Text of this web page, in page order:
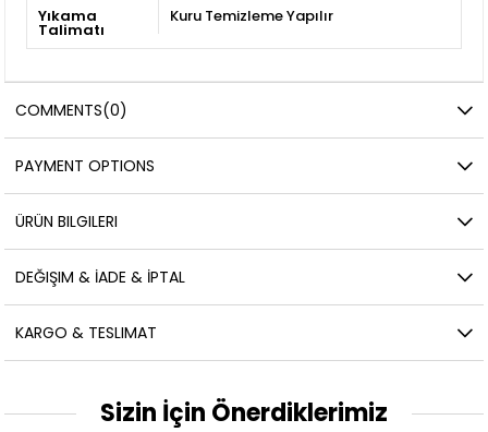
Yıkama
Talimatı
Kuru Temizleme Yapılır
COMMENTS(0)
PAYMENT OPTIONS
ÜRÜN BILGILERI
DEĞIŞIM & İADE & İPTAL
KARGO & TESLIMAT
Sizin İçin Önerdiklerimiz